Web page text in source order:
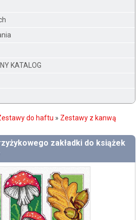
KATALOG
do haftu » Zestawy z kanwą
zakładki do książek